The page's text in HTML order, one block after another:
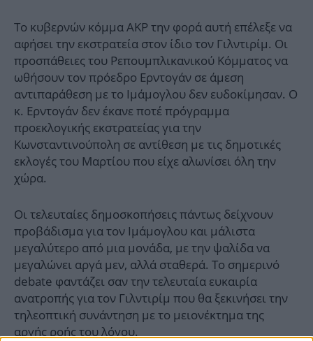
Το κυβερνών κόμμα ΑΚΡ την φορά αυτή επέλεξε να
αφήσει την εκστρατεία στον ίδιο τον Γιλντιρίμ. Οι
προσπάθειες του Ρεπουμπλικανικού Κόμματος να
ωθήσουν τον πρόεδρο Ερντογάν σε άμεση
αντιπαράθεση με το Ιμάμογλου δεν ευδοκίμησαν. Ο
κ. Ερντογάν δεν έκανε ποτέ πρόγραμμα
προεκλογικής εκστρατείας για την
Κωνσταντινούπολη σε αντίθεση με τις δημοτικές
εκλογές του Μαρτίου που είχε αλωνίσει όλη την
χώρα.
Οι τελευταίες δημοσκοπήσεις πάντως δείχνουν
προβάδισμα για τον Ιμάμογλου και μάλιστα
μεγαλύτερο από μια μονάδα, με την ψαλίδα να
μεγαλώνει αργά μεν, αλλά σταθερά. Το σημερινό
debate φαντάζει σαν την τελευταία ευκαιρία
ανατροπής για τον Γιλντιρίμ που θα ξεκινήσει την
τηλεοπτική συνάντηση με το μειονέκτημα της
αργής ροής του λόγου.